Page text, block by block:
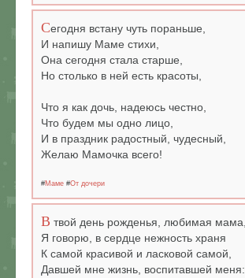
Сегодня встану чуть пораньше,
И напишу Маме стихи,
Она сегодня стала старше,
Но столько в ней есть красоты,
Что я как дочь, надеюсь честно,
Что будем мы одно лицо,
И в праздник радостный, чудесный,
Желаю Мамочка всего!
#Маме #От дочери
В твой день рожденья, любимая мама,
Я говорю, в сердце нежность храня
К самой красивой и ласковой самой,
Давшей мне жизнь, воспитавшей меня: